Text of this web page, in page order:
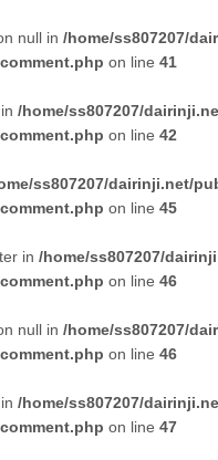
null in /home/ss807207/
on line 41
/home/ss807207/
on line 42
ss807207/dairinji.net/
on line 45
in /home/ss807207/
on line 46
null in /home/ss807207/
on line 46
/home/ss807207/
on line 47